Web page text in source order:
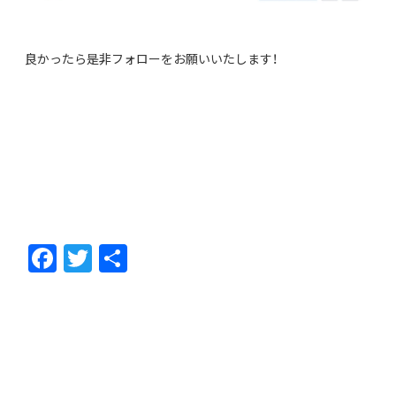
良かったら是非フォローをお願いいたします！
F
ac
T
w